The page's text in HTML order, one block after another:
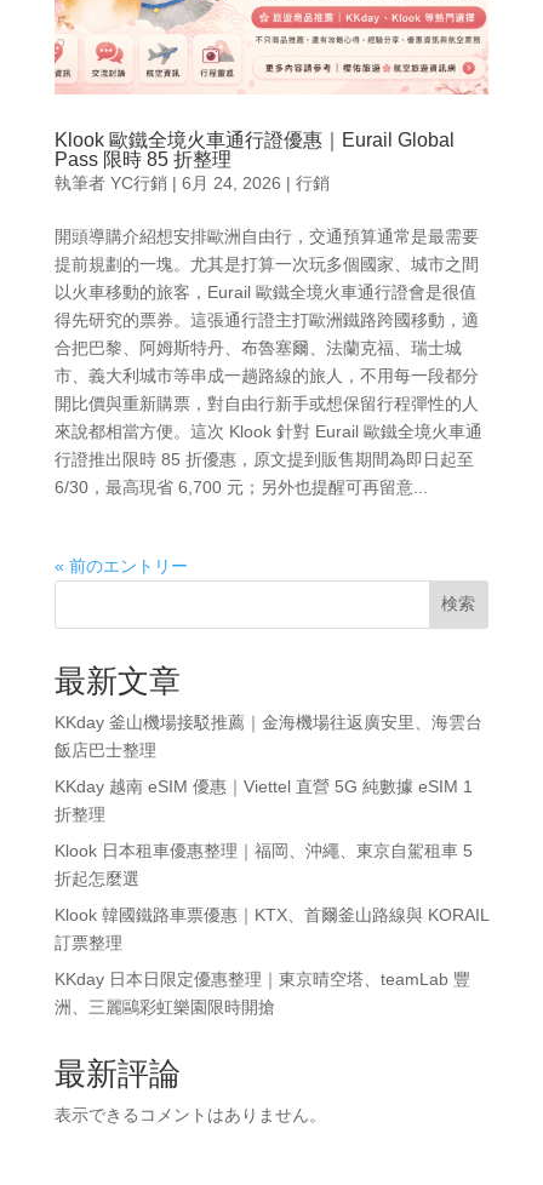
Klook 歐鐵全境火車通行證優惠｜Eurail Global
Pass 限時 85 折整理
執筆者 YC行銷| 6月 24, 2026 | 行銷
開頭導購介紹想安排歐洲自由行，交通預算通常是最需要
提前規劃的一塊。尤其是打算一次玩多個國家、城市之間
以火車移動的旅客，Eurail 歐鐵全境火車通行證會是很值
得先研究的票券。這張通行證主打歐洲鐵路跨國移動，適
合把巴黎、阿姆斯特丹、布魯塞爾、法蘭克福、瑞士城
市、義大利城市等串成一趟路線的旅人，不用每一段都分
開比價與重新購票，對自由行新手或想保留行程彈性的人
來說都相當方便。這次 Klook 針對 Eurail 歐鐵全境火車通
行證推出限時 85 折優惠，原文提到販售期間為即日起至
6/30，最高現省 6,700 元；另外也提醒可再留意...
« 前のエントリー
検索
最新文章
KKday 釜山機場接駁推薦｜金海機場往返廣安里、海雲台
飯店巴士整理
KKday 越南 eSIM 優惠｜Viettel 直營 5G 純數據 eSIM 1
折整理
Klook 日本租車優惠整理｜福岡、沖繩、東京自駕租車 5
折起怎麼選
Klook 韓國鐵路車票優惠｜KTX、首爾釜山路線與 KORAIL
訂票整理
KKday 日本日限定優惠整理｜東京晴空塔、teamLab 豐
洲、三麗鷗彩虹樂園限時開搶
最新評論
表示できるコメントはありません。